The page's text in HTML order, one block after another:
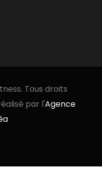
Tous droits
par l'Agence